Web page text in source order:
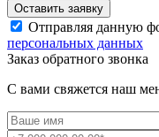
Оставить заявку
Отправляя данную
персональных данных
Заказ обратного звонка
С вами свяжется наш